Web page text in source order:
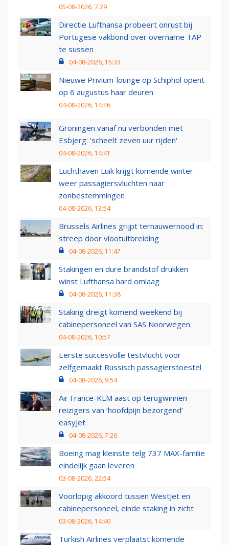
05-08-2026, 7:29
Directie Lufthansa probeert onrust bij
Portugese vakbond over overname TAP
te sussen
04-08-2026, 15:33
Nieuwe Privium-lounge op Schiphol opent
op 6 augustus haar deuren
04-08-2026, 14:46
Groningen vanaf nu verbonden met
Esbjerg: 'scheelt zeven uur rijden'
04-08-2026, 14:41
Luchthaven Luik krijgt komende winter
weer passagiersvluchten naar
zonbestemmingen
04-08-2026, 13:54
Brussels Airlines grijpt ternauwernood in:
streep door vlootuitbreiding
04-08-2026, 11:47
Stakingen en dure brandstof drukken
winst Lufthansa hard omlaag
04-08-2026, 11:38
Staking dreigt komend weekend bij
cabinepersoneel van SAS Noorwegen
04-08-2026, 10:57
Eerste succesvolle testvlucht voor
zelfgemaakt Russisch passagierstoestel
04-08-2026, 9:54
Air France-KLM aast op terugwinnen
reizigers van ‘hoofdpijn bezorgend’
easyJet
04-08-2026, 7:26
Boeing mag kleinste telg 737 MAX-familie
eindelijk gaan leveren
03-08-2026, 22:54
Voorlopig akkoord tussen WestJet en
cabinepersoneel, einde staking in zicht
03-08-2026, 14:40
Turkish Airlines verplaatst komende